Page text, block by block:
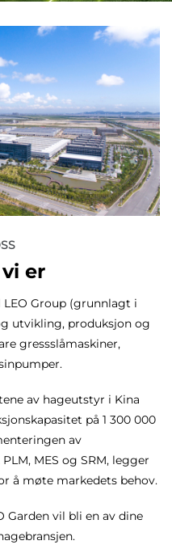
er
LEO Group (grunnlagt i
utvikling, produksjon og
gressslåmaskiner,
av hageutstyr i Kina
på 1 300 000
av
MES og SRM, legger
å møte markedets behov.
Garden vil bli en av dine